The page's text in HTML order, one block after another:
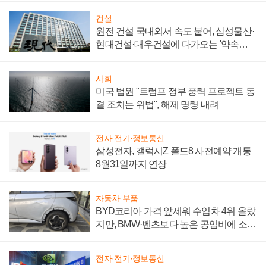
건설
원전 건설 국내외서 속도 붙어, 삼성물산·
현대건설·대우건설에 다가오는 '약속의
사회
미국 법원 "트럼프 정부 풍력 프로젝트 동
결 조치는 위법", 해제 명령 내려
전자·전기·정보통신
삼성전자, 갤럭시Z 폴드8 사전예약 개통
8월31일까지 연장
자동차·부품
BYD코리아 가격 앞세워 수입차 4위 올랐
지만, BMW·벤츠보다 높은 공임비에 소비
전자·전기·정보통신